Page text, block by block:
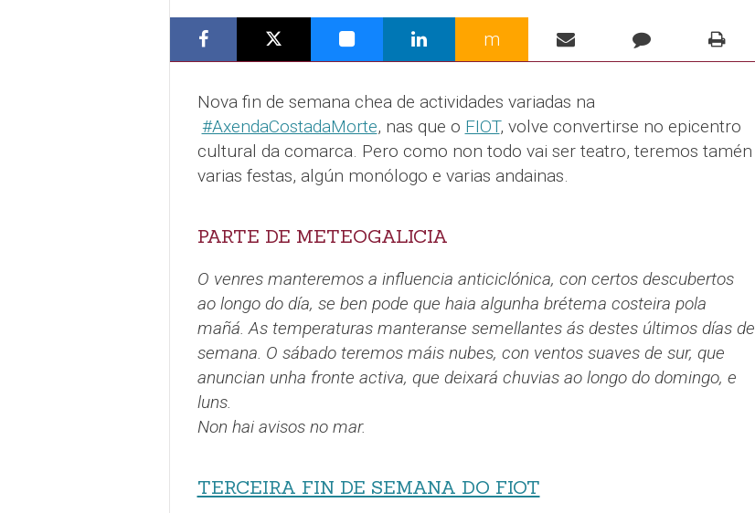
m
Nova fin de semana chea de actividades variadas na
#AxendaCostadaMorte, nas que o FIOT, volve convertirse no epicentro
cultural da comarca. Pero como non todo vai ser teatro, teremos tamén
varias festas, algún monólogo e varias andainas.
PARTE DE METEOGALICIA
O venres manteremos a influencia anticiclónica, con certos descubertos
ao longo do día, se ben pode que haia algunha brétema costeira pola
mañá. As temperaturas manteranse semellantes ás destes últimos días de
semana. O sábado teremos máis nubes, con ventos suaves de sur, que
anuncian unha fronte activa, que deixará chuvias ao longo do domingo, e
luns.
Non hai avisos no mar.
TERCEIRA FIN DE SEMANA DO FIOT